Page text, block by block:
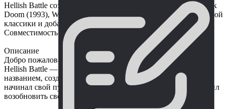
Hellish Battle создана по образцу таких классических игр, как
Doom (1993), Wolfenstein 3D (1992). Он берет лучшее из старой
классики и добавляет элементы из новейшего FPS.
Совместимость конвейера рендеринга
Описание
Добро пожаловать в Hellish Battle - 2.5D Retro FPS
Hellish Battle — это обновленная версия игры с тем же
названием, созданная 13-летним мальчиком, который только
начинал свой путь в программировании и спустя 5 лет решил
возобновить свою идею.